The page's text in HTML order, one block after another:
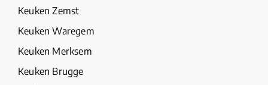
Keuken Zemst
Keuken Waregem
Keuken Merksem
Keuken Brugge